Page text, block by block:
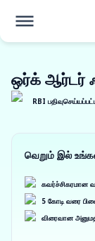
ஒர்க் ஆர்டர்
RBI
வெறும் இல்
கவர்ச்சிகரமான
5 கோடி வரை
விரைவான